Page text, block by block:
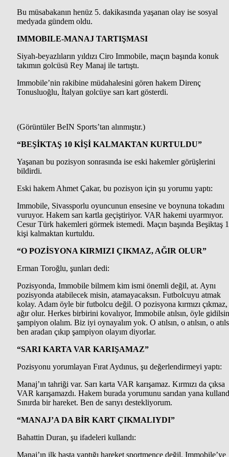
Bu müsabakanın henüz 5. dakikasında yaşanan olay ise sosyal
medyada gündem oldu.
IMMOBILE-MANAJ TARTIŞMASI
Siyah-beyazlıların yıldızı Ciro Immobile, maçın başında konuk
takımın golcüsü Rey Manaj ile tartıştı.
Immobile’nin rakibine müdahalesini gören hakem Direnç
Tonusluoğlu, İtalyan golcüye sarı kart gösterdi.
(Görüntüler BeIN Sports’tan alınmıştır.)
“BEŞİKTAŞ 10 KİŞİ KALMAKTAN KURTULDU”
Yaşanan bu pozisyon sonrasında ise eski hakemler görüşlerini
bildirdi.
Eski hakem Ahmet Çakar, bu pozisyon için şu yorumu yaptı:
Immobile, Sivassporlu oyuncunun ensesine ve boynuna tokadını
vuruyor. Hakem sarı kartla geçiştiriyor. VAR hakemi uyarmıyor.
Cesur Türk hakemleri görmek istemedi. Maçın başında Beşiktaş
kişi kalmaktan kurtuldu.
“O POZİSYONA KIRMIZI ÇIKMAZ, AĞIR OLUR”
Erman Toroğlu, şunları dedi:
Pozisyonda, Immobile bilmem kim ismi önemli değil, at. Aynı
pozisyonda atabilecek misin, atamayacaksın. Futbolcuyu atmak
kolay. Adam öyle bir futbolcu değil. O pozisyona kırmızı çıkmaz,
ağır olur. Herkes birbirini kovalıyor, Immobile atılsın, öyle gidilsin
şampiyon olalım. Biz iyi oynayalım yok. O atılsın, o atılsın, o
ben aradan çıkıp şampiyon olayım diyorlar.
“SARI KARTA VAR KARIŞAMAZ”
Pozisyonu yorumlayan Fırat Aydınus, şu değerlendirmeyi yaptı:
Manaj’ın tahriği var. Sarı karta VAR karışamaz. Kırmızı da çıksa
VAR karışamazdı. Hakem burada yorumunu sarıdan yana
Sınırda bir hareket. Ben de sarıyı destekliyorum.
“MANAJ’A DA BİR KART ÇIKMALIYDI”
Bahattin Duran, şu ifadeleri kullandı:
Manaj’ın ilk başta yaptığı hareket sportmence değil. Immobile’ye